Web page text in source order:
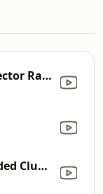
I Turn To You (Hex Hector Radio Mix)
American Pie (Extended Club Remix)